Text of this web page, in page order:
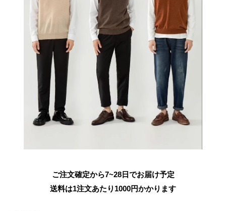
ご注文確定から7~28日でお届け予定
送料は1注文あたり 1000円かかります